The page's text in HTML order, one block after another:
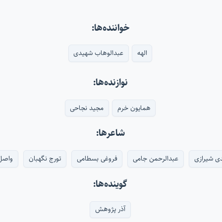
خواننده‌ها:
الهه عبدالوهاب شهیدی
نوازنده‌ها:
همایون خرم مجید نجاحی
شاعرها:
شیرازی عبدالرحمن جامی فروغی بسطامی تورج نگهبان
گوینده‌ها:
آذر پژوهش